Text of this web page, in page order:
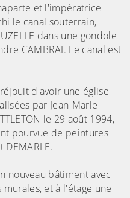
et l'impératrice
le canal souterrain,
dans une gondole
CAMBRAI. Le canal est
d'avoir une église
par Jean-Marie
le 29 août 1994,
pourvue de peintures
nouveau bâtiment avec
et à l'étage une